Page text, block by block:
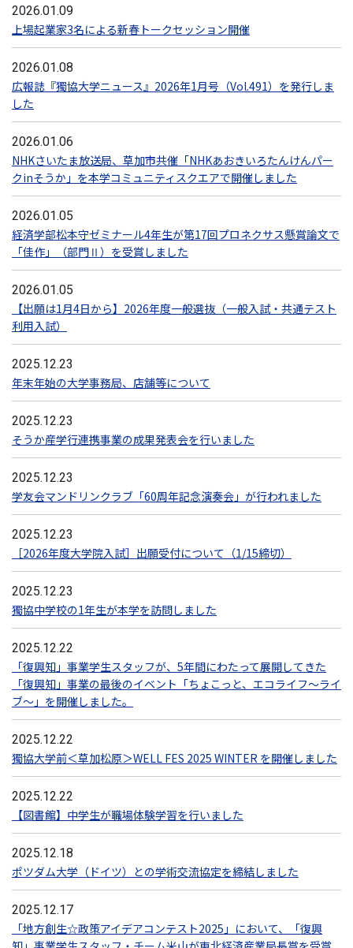
2026.01.09
上場起業家3名による新春トークセッション開催
2026.01.08
広報誌『獨協大学ニュース』2026年1月号（Vol.491）を発行しま
した
2026.01.06
NHKさいたま放送局、草加市共催「NHKあおきいろたんけんパー
クinそうか」を本学コミュニティスクエアで開催しました
2026.01.05
経済学部松本守ゼミナール4年生が第17回プロネクサス懸賞論文で
「佳作」（部門Ⅱ）を受賞しました
2026.01.05
【出願は1月4日から】2026年度一般選抜（一般入試・共通テスト
利用入試）
2025.12.23
年末年始の大学事務局、店舗等について
2025.12.23
そうか産学行連携事業の成果発表会を行いました
2025.12.23
学友会マンドリンクラブ「60周年記念演奏会」が行われました
2025.12.23
［2026年度大学院入試］出願受付について（1/15締切）
2025.12.23
獨協中学校の1年生が本学を訪問しました
2025.12.22
「復興知」事業学生スタッフが、5年間にわたって展開してきた
「復興知」事業の最後のイベント「ちょこっと、エコライフ～ライ
ブ～」を開催しました。
2025.12.22
獨協大学前＜草加松原＞WELL FES 2025 WINTER を開催しました
2025.12.22
【図書館】中学生が職場体験学習を行いました
2025.12.18
ポツダム大学（ドイツ）との学術交流協定を締結しました
2025.12.17
「地方創生☆政策アイデアコンテスト2025」において、「復興